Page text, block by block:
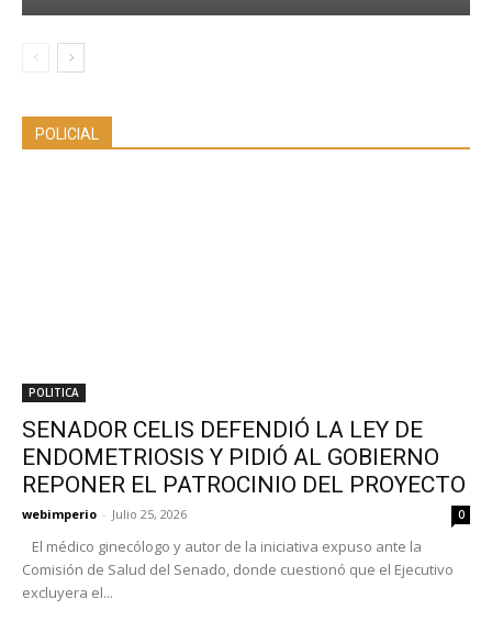
POLICIAL
POLITICA
SENADOR CELIS DEFENDIÓ LA LEY DE
ENDOMETRIOSIS Y PIDIÓ AL GOBIERNO
REPONER EL PATROCINIO DEL PROYECTO
webimperio - Julio 25, 2026 0
El médico ginecólogo y autor de la iniciativa expuso ante la
Comisión de Salud del Senado, donde cuestionó que el Ejecutivo
excluyera el...